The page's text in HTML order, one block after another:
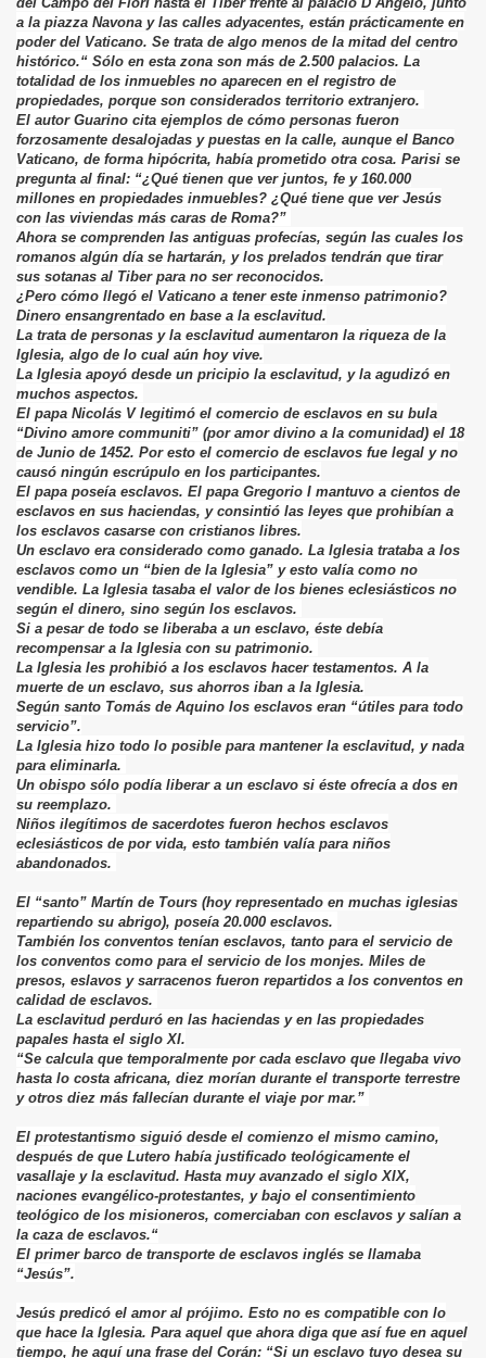
a la piazza Navona y las calles adyacentes, están prácticamente en
poder del Vaticano. Se trata de algo menos de la mitad del centro
histórico.“ Sólo en esta zona son más de 2.500 palacios. La
totalidad de los inmuebles no aparecen en el registro de
propiedades, porque son considerados territorio extranjero.
El autor Guarino cita ejemplos de cómo personas fueron
forzosamente desalojadas y puestas en la calle, aunque el Banco
Vaticano, de forma hipócrita, había prometido otra cosa. Parisi se
pregunta al final: “¿Qué tienen que ver juntos, fe y 160.000
millones en propiedades inmuebles? ¿Qué tiene que ver Jesús
con las viviendas más caras de Roma?”
Ahora se comprenden las antiguas profecías, según las cuales los
romanos algún día se hartarán, y los prelados tendrán que tirar
sus sotanas al Tiber para no ser reconocidos.
¿Pero cómo llegó el Vaticano a tener este inmenso patrimonio?
Dinero ensangrentado en base a la esclavitud.
La trata de personas y la esclavitud aumentaron la riqueza de la
Iglesia, algo de lo cual aún hoy vive.
La Iglesia apoyó desde un pricipio la esclavitud, y la agudizó en
muchos aspectos.
El papa Nicolás V legitimó el comercio de esclavos en su bula
“Divino amore communiti” (por amor divino a la comunidad) el 18
de Junio de 1452. Por esto el comercio de esclavos fue legal y no
causó ningún escrúpulo en los participantes.
El papa poseía esclavos. El papa Gregorio I mantuvo a cientos de
esclavos en sus haciendas, y consintió las leyes que prohibían a
los esclavos casarse con cristianos libres.
Un esclavo era considerado como ganado. La Iglesia trataba a los
esclavos como un “bien de la Iglesia” y esto valía como no
vendible. La Iglesia tasaba el valor de los bienes eclesiásticos no
según el dinero, sino según los esclavos.
Si a pesar de todo se liberaba a un esclavo, éste debía
recompensar a la Iglesia con su patrimonio.
La Iglesia les prohibió a los esclavos hacer testamentos. A la
muerte de un esclavo, sus ahorros iban a la Iglesia.
Según santo Tomás de Aquino los esclavos eran “útiles para todo
servicio”.
La Iglesia hizo todo lo posible para mantener la esclavitud, y nada
para eliminarla.
Un obispo sólo podía liberar a un esclavo si éste ofrecía a dos en
su reemplazo.
Niños ilegítimos de sacerdotes fueron hechos esclavos
eclesiásticos de por vida, esto también valía para niños
abandonados.
El “santo” Martín de Tours (hoy representado en muchas iglesias
repartiendo su abrigo), poseía 20.000 esclavos.
También los conventos tenían esclavos, tanto para el servicio de
los conventos como para el servicio de los monjes. Miles de
presos, eslavos y sarracenos fueron repartidos a los conventos en
calidad de esclavos.
La esclavitud perduró en las haciendas y en las propiedades
papales hasta el siglo XI.
“Se calcula que temporalmente por cada esclavo que llegaba vivo
hasta lo costa africana, diez morían durante el transporte terrestre
y otros diez más fallecían durante el viaje por mar.”
El protestantismo siguió desde el comienzo el mismo camino,
después de que Lutero había justificado teológicamente el
vasallaje y la esclavitud. Hasta muy avanzado el siglo XIX,
naciones evangélico-protestantes, y bajo el consentimiento
teológico de los misioneros, comerciaban con esclavos y salían a
la caza de esclavos.“
El primer barco de transporte de esclavos inglés se llamaba
“Jesús”.
Jesús predicó el amor al prójimo. Esto no es compatible con lo
que hace la Iglesia. Para aquel que ahora diga que así fue en aquel
tiempo, he aquí una frase del Corán: “Si un esclavo tuyo desea su